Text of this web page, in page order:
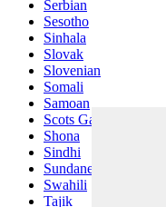
Serbian
Sesotho
Sinhala
Slovak
Slovenian
Somali
Samoan
Scots Gaelic
Shona
Sindhi
Sundanese
Swahili
Tajik